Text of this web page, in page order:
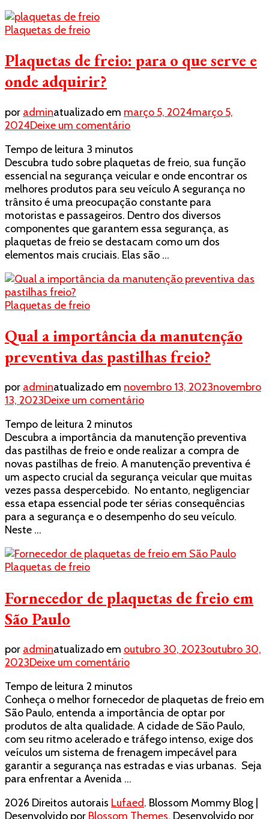
Plaquetas de freio
Plaquetas de freio: para o que serve e
onde adquirir?
por adminatualizado em março 5, 2024março 5,
2024Deixe um comentárioem
de
freio:
para
o
que
serve
e
onde
adquirir?
Tempo de leitura 3 minutos
Descubra tudo sobre plaquetas de freio, sua função
essencial na segurança veicular e onde encontrar os
melhores produtos para seu veículo A segurança no
trânsito é uma preocupação constante para
motoristas e passageiros. Dentro dos diversos
componentes que garantem essa segurança, as
plaquetas de freio se destacam como um dos
elementos mais cruciais. Elas são …
Plaquetas de freio
Qual a importância da manutenção
preventiva das pastilhas freio?
por adminatualizado em novembro 13, 2023novembro
13, 2023Deixe um comentárioem
importância
da
manutenção
preventiva
das
pastilhas
freio?
Tempo de leitura 2 minutos
Descubra a importância da manutenção preventiva
das pastilhas de freio e onde realizar a compra de
novas pastilhas de freio. A manutenção preventiva é
um aspecto crucial da segurança veicular que muitas
vezes passa despercebido. No entanto, negligenciar
essa etapa essencial pode ter sérias consequências
para a segurança e o desempenho do seu veículo.
Neste …
Plaquetas de freio
Fornecedor de plaquetas de freio em
São Paulo
por adminatualizado em outubro 30, 2023outubro 30,
2023Deixe um comentárioem
de
plaquetas
de
freio
em
São
Paulo
Tempo de leitura 2 minutos
Conheça o melhor fornecedor de plaquetas de freio em
São Paulo, entenda a importância de optar por
produtos de alta qualidade. A cidade de São Paulo,
com seu ritmo acelerado e tráfego intenso, exige dos
veículos um sistema de frenagem impecável para
garantir a segurança nas estradas e vias urbanas. Seja
para enfrentar a Avenida …
2026 Direitos autorais Lufaed. Blossom Mommy Blog |
Desenvolvido por Blossom Themes. Desenvolvido por